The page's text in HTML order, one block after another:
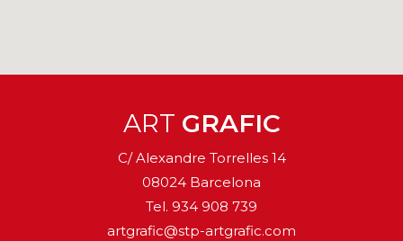
ART GRAFIC
C/ Alexandre Torrelles 14
08024 Barcelona
Tel. 934 908 739
artgrafic@stp-artgrafic.com